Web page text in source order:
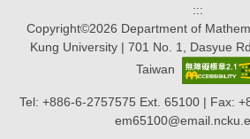
:::
Copyright©2026 Department of
Kung University | 701 No. 1, Dasyue
Taiwan
Tel: +886-6-2757575 Ext. 65100 | Fax: